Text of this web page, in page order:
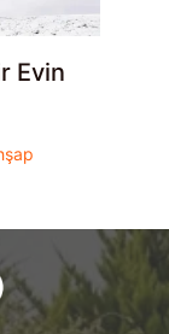
Evin